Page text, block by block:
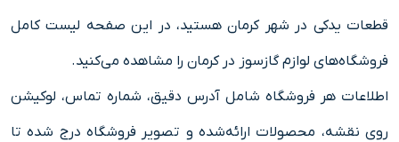
قطعات یدکی در شهر کرمان هستید، در این صفحه لیست کامل
فروشگاه‌های لوازم گازسوز در کرمان را مشاهده می‌کنید.
اطلاعات هر فروشگاه شامل آدرس دقیق، شماره تماس، لوکیشن
روی نقشه، محصولات ارائه‌شده و تصویر فروشگاه درج شده تا